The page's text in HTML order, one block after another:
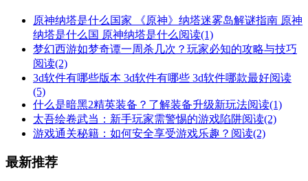
原神纳塔是什么国家 《原神》纳塔迷雾岛解谜指南 原神
纳塔是什么国 原神纳塔是什么阅读(1)
梦幻西游如梦奇谭一周杀几次？玩家必知的攻略与技巧
阅读(2)
3d软件有哪些版本 3d软件有哪些 3d软件哪款最好阅读
(5)
什么是暗黑2精英装备？了解装备升级新玩法阅读(1)
太吾绘卷武当：新手玩家需警惕的游戏陷阱阅读(2)
游戏通关秘籍：如何安全享受游戏乐趣？ 阅读(2)
最新推荐